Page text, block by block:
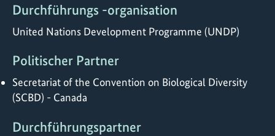
Durchführungs -organisation
United Nations Development Programme (UNDP)
Politischer Partner
Secretariat of the Convention on Biological Diversity
(SCBD) - Canada
Durchführungspartner